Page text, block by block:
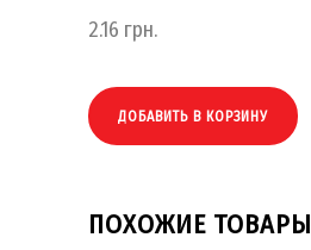
2.16 грн.
ДОБАВИТЬ В КОРЗИНУ
ПОХОЖИЕ ТОВАРЫ